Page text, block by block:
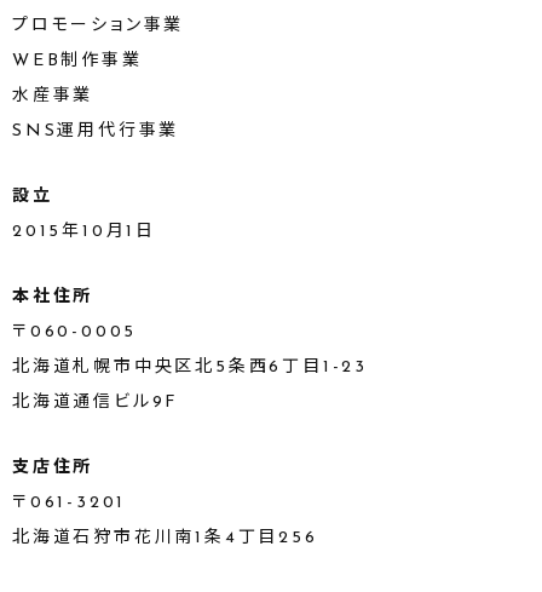
プロモーション事業
WEB制作事業
水産事業
SNS運用代行事業
設立
2015年10月1日
本社住所
〒060-0005
北海道札幌市中央区北5条西6丁目1-23
北海道通信ビル9F
支店住所
〒061-3201
北海道石狩市花川南1条4丁目256